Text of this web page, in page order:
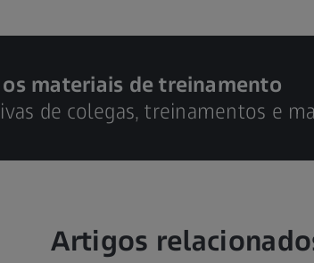
materiais de treinamento
de colegas, treinamentos e
Artigos